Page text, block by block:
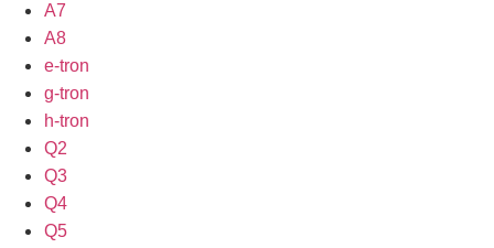
A7
A8
e-tron
g-tron
h-tron
Q2
Q3
Q4
Q5